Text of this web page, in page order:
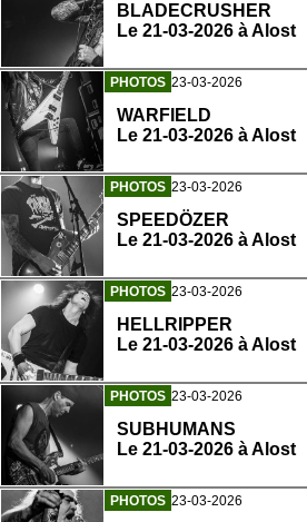
BLADECRUSHER
Le 21-03-2026 à Alost
PHOTOS 23-03-2026
WARFIELD
Le 21-03-2026 à Alost
PHOTOS 23-03-2026
SPEEDÖZER
Le 21-03-2026 à Alost
PHOTOS 23-03-2026
HELLRIPPER
Le 21-03-2026 à Alost
PHOTOS 23-03-2026
SUBHUMANS
Le 21-03-2026 à Alost
PHOTOS 23-03-2026